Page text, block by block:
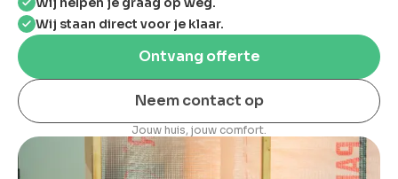
Wij staan direct voor je klaar.
Ontvang offerte
Neem contact op
Jouw huis, jouw comfort.